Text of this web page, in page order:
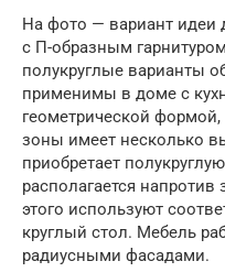
На фото — вариант идеи
с П-образным
полукруглые варианты
применимы в доме с
геометрической формой,
зоны имеет несколько
приобретает
располагается
этого используют
круглый стол. Мебель
радиусными фасадами.